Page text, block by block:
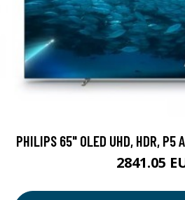
PHILIPS 65" OLED UHD, HDR, P5
2841.05